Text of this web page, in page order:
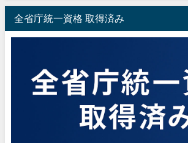
全省庁統一資格 取得済み